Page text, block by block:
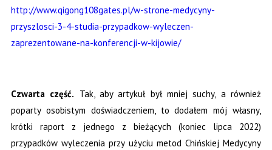
http://www.qigong108gates.pl/w-strone-medycyny-
przyszlosci-3-4-studia-przypadkow-wyleczen-
zaprezentowane-na-konferencji-w-kijowie/
Czwarta część. Tak, aby artykuł był mniej suchy, a również
poparty osobistym doświadczeniem, to dodałem mój własny,
krótki raport z jednego z bieżących (koniec lipca 2022)
przypadków wyleczenia przy użyciu metod Chińskiej Medycyny